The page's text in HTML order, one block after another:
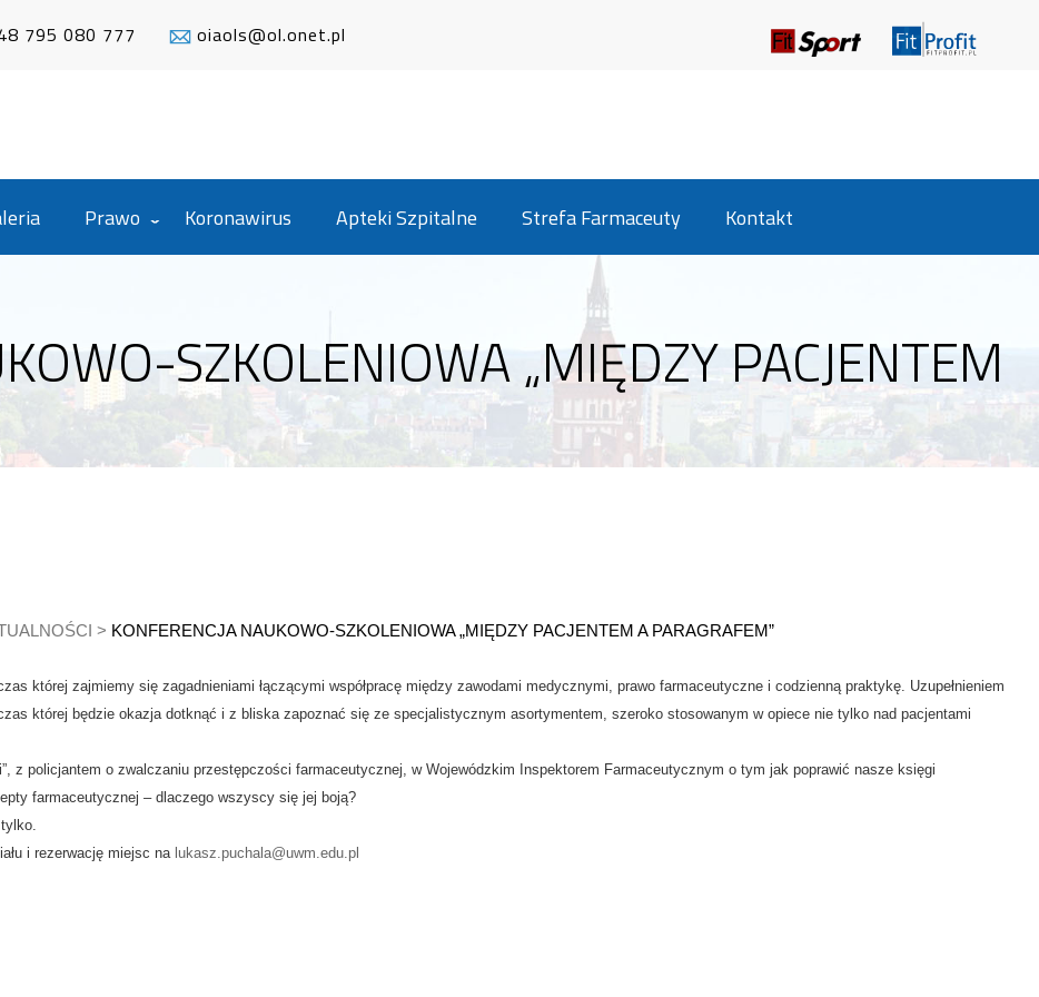
795 080 777 oiaols@ol.onet.pl
Prawo Koronawirus Apteki Szpitalne Strefa Farmaceuty Kontakt
SZKOLENIOWA „MIĘDZY PACJENTEM
> KONFERENCJA NAUKOWO-SZKOLENIOWA „MIĘDZY PACJENTEM A PARAGRAFEM”
której zajmiemy się zagadnieniami łączącymi współpracę między zawodami medycznymi, prawo farmaceutyczne i codzienną praktykę. Uzupełnieniem
której będzie okazja dotknąć i z bliska zapoznać się ze specjalistycznym asortymentem, szeroko stosowanym w opiece nie tylko nad pacjentami
z policjantem o zwalczaniu przestępczości farmaceutycznej, w Wojewódzkim Inspektorem Farmaceutycznym o tym jak poprawić nasze księgi
farmaceutycznej – dlaczego wszyscy się jej boją?
i rezerwację miejsc na lukasz.puchala@uwm.edu.pl